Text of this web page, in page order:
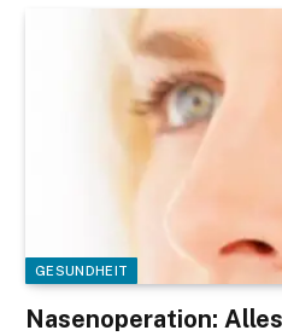
GESUNDHEIT
Nasenoperation: